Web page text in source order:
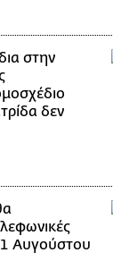
στην
δεν
Αυγούστου